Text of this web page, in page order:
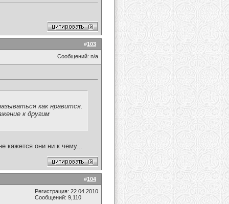
#103
Сообщений: n/a
как нравится.
к другим
кажется они ни к чему...
#104
Регистрация: 22.04.2010
Сообщений: 9,110